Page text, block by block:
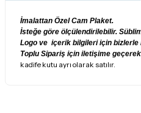
İmalattan Özel Cam Plaket.
İsteğe göre ölçülendirilebilir.
Logo ve içerik bilgileri için bizlerle
Toplu Sipariş için iletişime geçerek
kadife kutu ayrı olarak satılır.